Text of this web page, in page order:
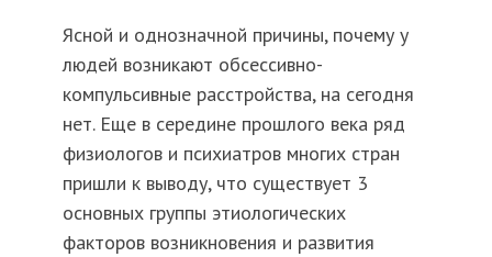
Ясной и однозначной причины, почему у
людей возникают обсессивно-
компульсивные расстройства, на сегодня
нет. Еще в середине прошлого века ряд
физиологов и психиатров многих стран
пришли к выводу, что существует 3
основных группы этиологических
факторов возникновения и развития